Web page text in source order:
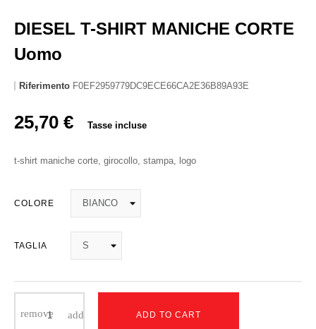
DIESEL T-SHIRT MANICHE CORTE
Uomo
Riferimento F0EF2959779DC9ECE66CA2E36B89A93E
25,70 € Tasse incluse
t-shirt maniche corte, girocollo, stampa, logo
COLORE
TAGLIA
ADD TO CART